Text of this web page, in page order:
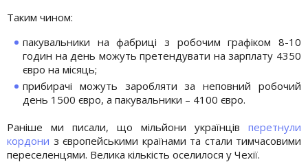
Таким чином:
пакувальники на фабриці з робочим графіком 8-10
годин на день можуть претендувати на зарплату 4350
євро на місяць;
прибирачі можуть заробляти за неповний робочий
день 1500 євро, а пакувальники – 4100 євро.
Раніше ми писали, що мільйони українців перетнули
кордони з європейськими країнами та стали тимчасовими
переселенцями. Велика кількість оселилося у Чехії.